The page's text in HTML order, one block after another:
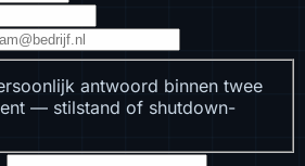
antwoord binnen twee
— stilstand of shutdown-